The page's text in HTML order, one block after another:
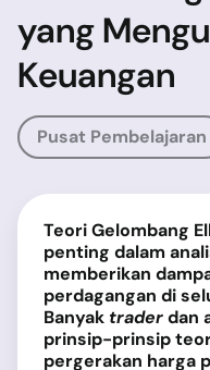
yang
Keuangan
Pusat Pembelajaran
Teori Gelombang
penting dalam
memberikan
perdagangan di
Banyak traderdan
prinsip-prinsip
pergerakan harga